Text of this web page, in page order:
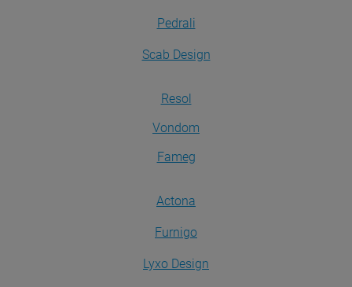
Pedrali
Scab Design
Resol
Vondom
Fameg
Actona
Furnigo
Lyxo Design